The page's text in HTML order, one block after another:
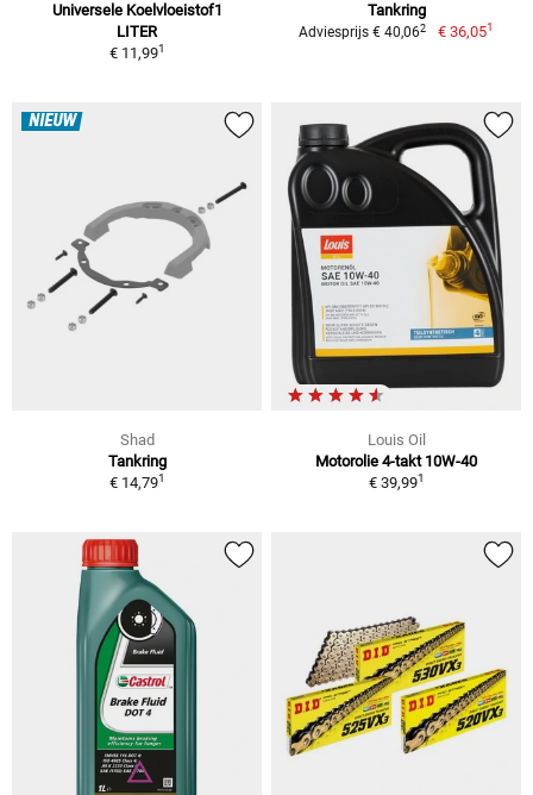
Universele Koelvloeistof1
LITER
€ 11,991
Tankring
Adviesprijs € 40,062 € 36,051
NIEUW
Shad
Tankring
€ 14,791
Louis Oil
Motorolie 4-takt 10W-40
€ 39,991